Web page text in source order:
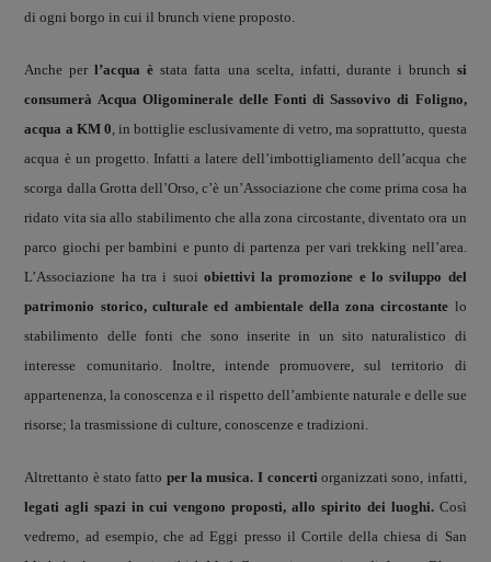
di ogni borgo in cui il brunch viene proposto.
Anche perl’acqua è stata fatta una scelta, infatti, durante i brunch si
consumerà Acqua Oligominerale delle Fonti di Sassovivo di Foligno,
acqua a KM 0, in bottiglie esclusivamente di vetro, ma soprattutto, questa
acqua è un progetto. Infatti a latere dell’imbottigliamento dell’acqua che
scorga dalla Grotta dell’Orso, c’è un’Associazione che come prima cosa ha
ridato vita sia allo stabilimento che alla zona circostante, diventato ora un
parco giochi per bambini e punto di partenza per vari trekking nell’area.
L’Associazione ha tra i suoi obiettivi la promozione e lo sviluppo del
patrimonio storico, culturale ed ambientale della zona circostante lo
stabilimento delle fonti che sono inserite in un sito naturalistico di
interesse comunitario. Inoltre, intende promuovere, sul territorio di
appartenenza, la conoscenza e il rispetto dell’ambiente naturale e delle sue
risorse; la trasmissione di culture, conoscenze e tradizioni.
Altrettanto è stato fatto per la musica. I concerti organizzati sono, infatti,
legati agli spazi in cui vengono proposti, allo spirito dei luoghi. Così
vedremo, ad esempio, che ad Eggi presso il Cortile della chiesa di San